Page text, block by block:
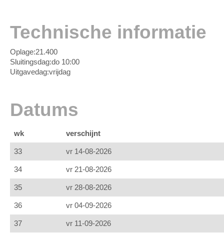
Technische informatie
Oplage:21.400
Sluitingsdag:do 10:00
Uitgavedag:vrijdag
Datums
wk verschijnt
33 vr 14-08-2026
34 vr 21-08-2026
35 vr 28-08-2026
36 vr 04-09-2026
37 vr 11-09-2026